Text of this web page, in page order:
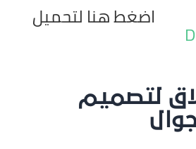
: اضغط هنا لتحميل
لتصميم